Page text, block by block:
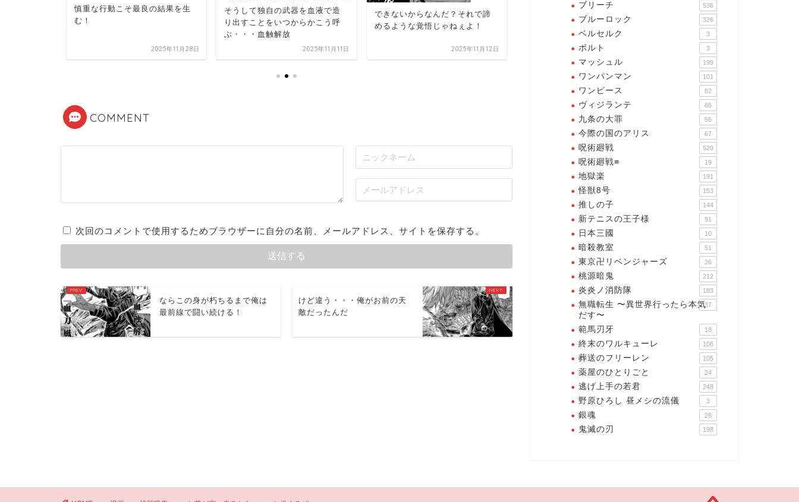
慎重な行動こそ最良の結果を生
む！
2025年11月28日
そうして独自の武器を血液で造
り出すことをいつからかこう呼
ぶ・・・血触解放
2025年11月11日
できないからなんだ？それで諦
めるような覚悟じゃねぇよ！
2025年11月12日
慎重な行動こそ最良の結果を生
2025年11月28日
そうして独自の武器を血液で造
り出すことをいつからかこう呼
ぶ・・・血触解放
COMMENT
次回のコメントで使用するためブラウザーに自分の名前、メールアドレス、サイトを保存する。
ならこの身が朽ちるまで俺は
最前線で闘い続ける！
けど違う・・・俺がお前の天
敵だったんだ
ブリーチ 536
ブルーロック 326
ベルセルク 3
ボルト 3
マッシュル 199
ワンパンマン 101
ワンピース 82
ヴィジランテ 65
九条の大罪 55
今際の国のアリス 67
呪術廻戦 520
呪術廻戦≡ 19
地獄楽 191
怪獣8号 153
推しの子 144
新テニスの王子様 91
日本三國 10
暗殺教室 51
東京卍リベンジャーズ 26
桃源暗鬼 212
炎炎ノ消防隊 183
無職転生 〜異世界行ったら本気
だす〜
37
範馬刃牙 18
終末のワルキューレ 106
葬送のフリーレン 105
薬屋のひとりごと 24
逃げ上手の若君 248
野原ひろし 昼メシの流儀 3
銀魂 26
鬼滅の刃 198